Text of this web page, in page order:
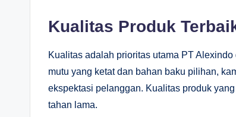
Kualitas Produk
Kualitas adalah prioritas utama PT
mutu yang ketat dan bahan baku pilihan,
ekspektasi pelanggan. Kualitas produk
tahan lama.